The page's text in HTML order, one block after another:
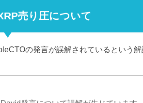
売り圧について
の発言が誤解されているという